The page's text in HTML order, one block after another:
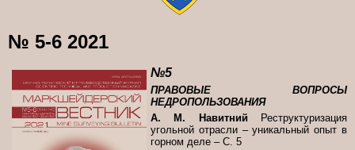
№ 5-6 2021
№5
ПРАВОВЫЕ ВОПРОСЫ
НЕДРОПОЛЬЗОВАНИЯ
А. М. Навитний
Реструктуризация
угольной отрасли – уникальный опыт в
горном деле – С. 5